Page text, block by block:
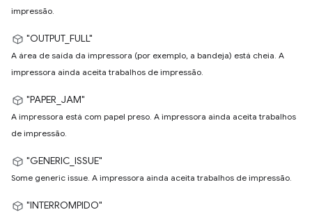
impressão.
"OUTPUT_FULL"
A área de saída da impressora (por exemplo, a bandeja) está cheia. A
impressora ainda aceita trabalhos de impressão.
"PAPER_JAM"
A impressora está com papel preso. A impressora ainda aceita trabalhos
de impressão.
"GENERIC_ISSUE"
Some generic issue. A impressora ainda aceita trabalhos de impressão.
"INTERROMPIDO"